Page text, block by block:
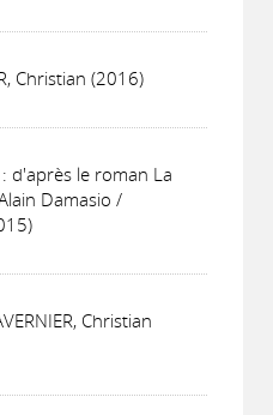
Christian (2016)
d'après le roman La
Damasio /
Christian